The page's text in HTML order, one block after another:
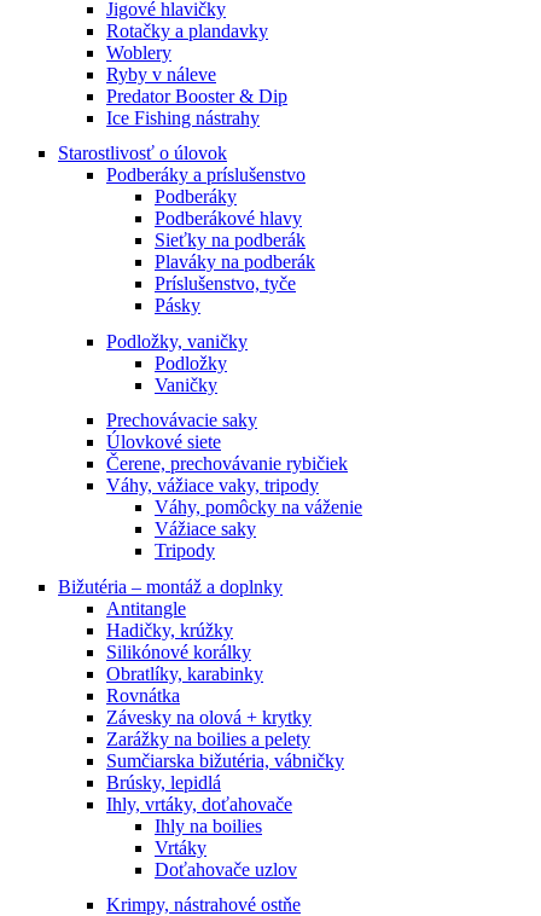
Jigové hlavičky
Rotačky a plandavky
Woblery
Ryby v náleve
Predator Booster & Dip
Ice Fishing nástrahy
Starostlivosť o úlovok
Podberáky a príslušenstvo
Podberáky
Podberákové hlavy
Sieťky na podberák
Plaváky na podberák
Príslušenstvo, tyče
Pásky
Podložky, vaničky
Podložky
Vaničky
Prechovávacie saky
Úlovkové siete
Čerene, prechovávanie rybičiek
Váhy, vážiace vaky, tripody
Váhy, pomôcky na váženie
Vážiace saky
Tripody
Bižutéria – montáž a doplnky
Antitangle
Hadičky, krúžky
Silikónové korálky
Obratlíky, karabinky
Rovnátka
Závesky na olová + krytky
Zarážky na boilies a pelety
Sumčiarska bižutéria, vábničky
Brúsky, lepidlá
Ihly, vrtáky, doťahovače
Ihly na boilies
Vrtáky
Doťahovače uzlov
Krimpy, nástrahové ostňe